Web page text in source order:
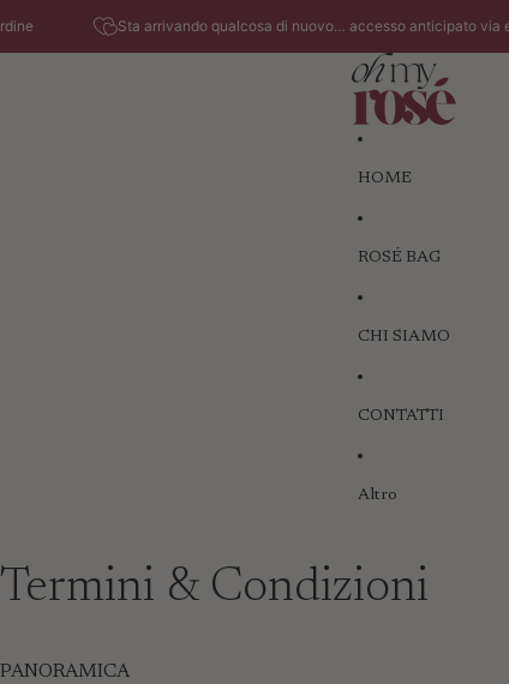
Sta arrivando qualcosa di nuovo… accesso anticipato via email!
HOME
ROSÉ BAG
CHI SIAMO
CONTATTI
Altro
Termini & Condizioni
PANORAMICA